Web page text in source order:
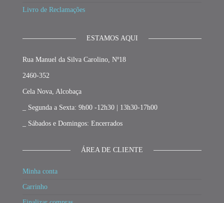
Livro de Reclamações
ESTAMOS AQUI
Rua Manuel da Silva Carolino, Nº18
2460-352
Cela Nova, Alcobaça
_ Segunda a Sexta: 9h00 -12h30 | 13h30-17h00
_ Sábados e Domingos: Encerrados
ÁREA DE CLIENTE
Minha conta
Carrinho